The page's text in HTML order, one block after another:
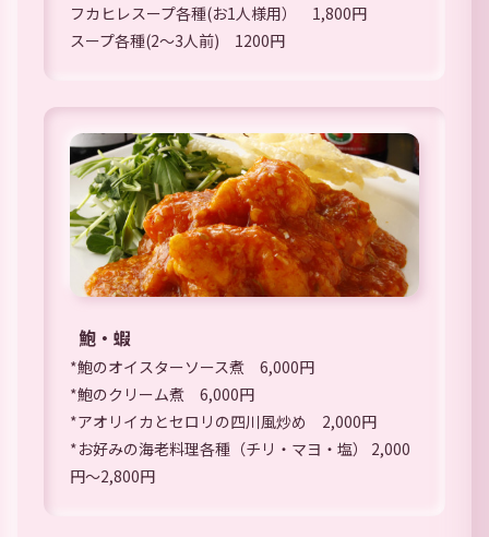
フカヒレスープ各種(お1人様用） 1,800円
スープ各種(2～3人前) 1200円
鮑・蝦
*鮑のオイスターソース煮 6,000円
*鮑のクリーム煮 6,000円
*アオリイカとセロリの四川風炒め 2,000円
*お好みの海老料理各種（チリ・マヨ・塩） 2,000
円～2,800円